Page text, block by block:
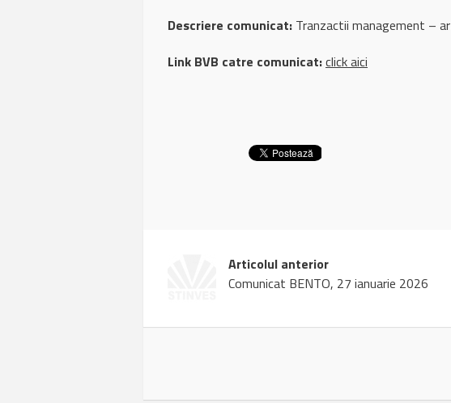
Descriere comunicat: Tranzactii management –
Link BVB catre comunicat:click aici
Articolul anterior
Comunicat BENTO, 27 ianuarie 2026